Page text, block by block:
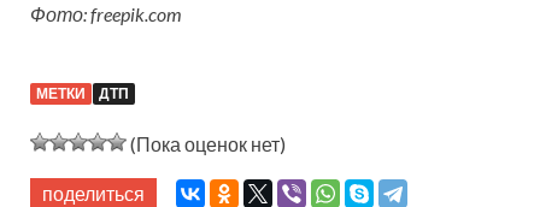
Фото: freepik.com
МЕТКИ ДТП
(Пока оценок нет)
поделиться